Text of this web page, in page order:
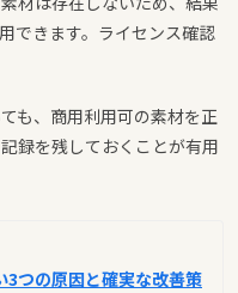
できます。ライセンス確認
も、商用利用可の素材を正
録を残しておくことが有用
3つの原因と確実な改善策